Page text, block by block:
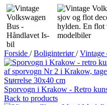
Forside / Boliginteriør/ Vintage
Sporvogn i Krakow - Retro
Back to products